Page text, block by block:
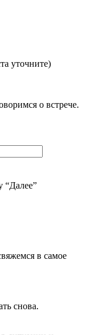
уточните)
о встрече.
“Далее”
в самое
снова.